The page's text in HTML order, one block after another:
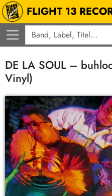
FLIGHT 13
DE LA SOUL –
Vinyl)